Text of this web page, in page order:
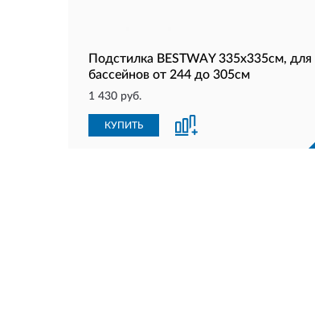
Подстилка BESTWAY 335х335см, для
бассейнов от 244 до 305см
1 430 руб.
КУПИТЬ